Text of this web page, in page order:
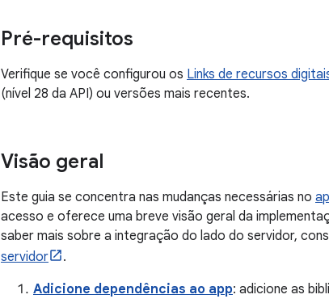
Pré-requisitos
Verifique se você configurou os Links de recursos
(nível 28 da API) ou versões mais recentes.
Visão geral
Este guia se concentra nas mudanças necessárias no
acesso e oferece uma breve visão geral da
saber mais sobre a integração do lado do servidor,
servidor
.
Adicione dependências ao app: adicione as